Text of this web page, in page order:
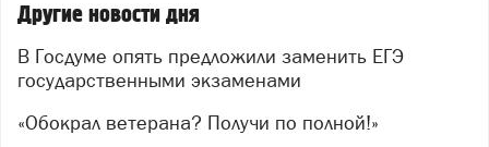
Другие новости дня
В Госдуме опять предложили заменить ЕГЭ
государственными экзаменами
«Обокрал ветерана? Получи по полной!»